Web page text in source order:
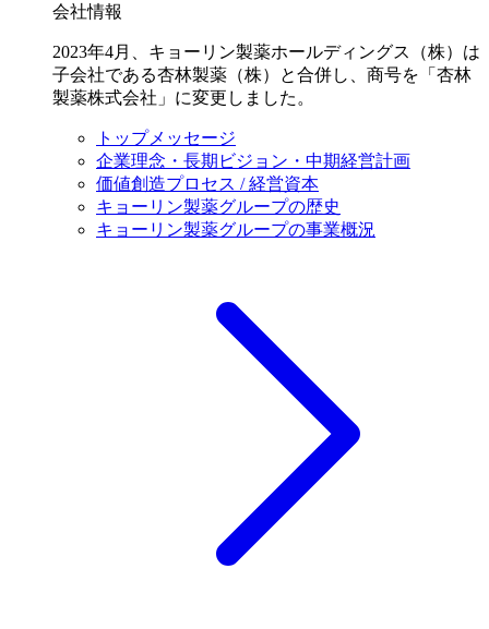
会社情報
2023年4月、キョーリン製薬ホールディングス（株）は
子会社である杏林製薬（株）と合併し、商号を「杏林
製薬株式会社」に変更しました。
トップメッセージ
企業理念・長期ビジョン・中期経営計画
価値創造プロセス / 経営資本
キョーリン製薬グループの歴史
キョーリン製薬グループの事業概況